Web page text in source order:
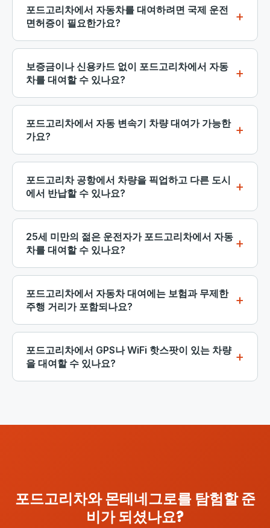
하루 약 12-15유로, 성수기 여름에는 20-25유로부터 시
작합니다. SUV와 미니밴은 하루 25유로에서 55유로까
선택하면 일일 비용을 크게 줄일 수 있습니다. 가격에는
대부분의 차량에 기본 보험과 무제한 주행 거리가 포함
됩니다.
포드고리차에서 자동차를 대여하려면 국제 운전
면허증이 필요한가요?
귀하의 국가 운전 면허증이 EU, 영국, 미국, 캐나다 또
는 호주에서 발급된 경우, 일반적으로 포드고리차에서
자동차 대여에 사용됩니다. 그러나 면허증이 라틴 알파
몬테네그로에서 원활한 대여 경험을 위해 국가 면허증
과 함께 IDP를 소지하는 것을 권장합니다.
보증금이나 신용카드 없이 포드고리차에서 자동
차를 대여할 수 있나요?
네, 가능합니다. 포드고리차의 많은 자동차 대여 옵션은
보증금이 필요 없으며, 픽업 시 직불 카드나 현금을 수
락합니다. 차량 검색 시 "보증금 없음" 제안을 필터링하
코노미부터 SUV까지 다양한 차량 카테고리에서 가능
합니다.
포드고리차에서 자동 변속기 차량 대여가 가능한
가요?
물론입니다. 자동 변속기 차량은 포드고리차에서 대여
하는 관광객들 사이에서 인기가 많습니다. 특히 산악 운
전 시 더욱 그렇습니다. 검색 필터를 사용하여 자동 변
기 차량 수요가 높아지므로 최소 며칠 전에 예약하는 것
이 좋습니다.
포드고리차 공항에서 차량을 픽업하고 다른 도시
에서 반납할 수 있나요?
포드고리차에서 편도 자동차 대여는 많은 제공업체에
서 가능합니다. 포드고리차 공항에서 차량을 수령하고
티바트, 부드바, 바르 또는 심지어 두브로브니크에서 반
됩니다. 이는 포드고리차에 도착하지만 해안에서 출발
하는 여행자에게 이상적입니다.
25세 미만의 젊은 운전자가 포드고리차에서 자동
차를 대여할 수 있나요?
네, 가능합니다. 포드고리차의 대부분의 렌터카 회사는
21세 이상의 운전자를 허용합니다. 일부 제공업체는 이
코노미 클래스 차량에 대해 19세 이상의 운전자를 수용
자 추가 요금이 부과될 수 있지만, 몬테네그로에서 자신
의 차량을 이용할 수 있는 자유를 위해서는 작은 비용입
니다.
포드고리차에서 자동차 대여에는 보험과 무제한
주행 거리가 포함되나요?
우리 플랫폼에 등록된 대부분의 차량은 기본 충돌 손해
면책(CDW) 및 도난 보호가 포함되어 있습니다. 제로
초과의 완전 보장 자동차 대여도 가능합니다. 무제한 주
포드고리차에서 GPS나 WiFi 핫스팟이 있는 차량
을 대여할 수 있나요?
포드고리차와 몬테네그로를 탐험할 준
비가 되셨나요?